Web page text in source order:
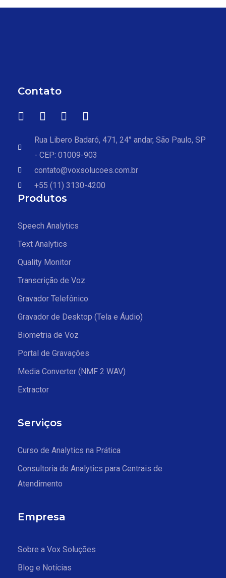
Contato
Rua Libero Badaró, 471, 24° andar, São Paulo, SP
- CEP: 01009-903
contato@voxsolucoes.com.br
+55 (11) 3130-4200
Produtos
Speech Analytics
Text Analytics
Quality Monitor
Transcrição de Voz
Gravador Telefônico
Gravador de Desktop (Tela e Áudio)
Biometria de Voz
Portal de Gravações
Media Converter (NMF 2 WAV)
Extractor
Serviços
Curso de Analytics na Prática
Consultoria de Analytics para Centrais de
Atendimento
Empresa
Sobre a Vox Soluções
Blog e Notícias